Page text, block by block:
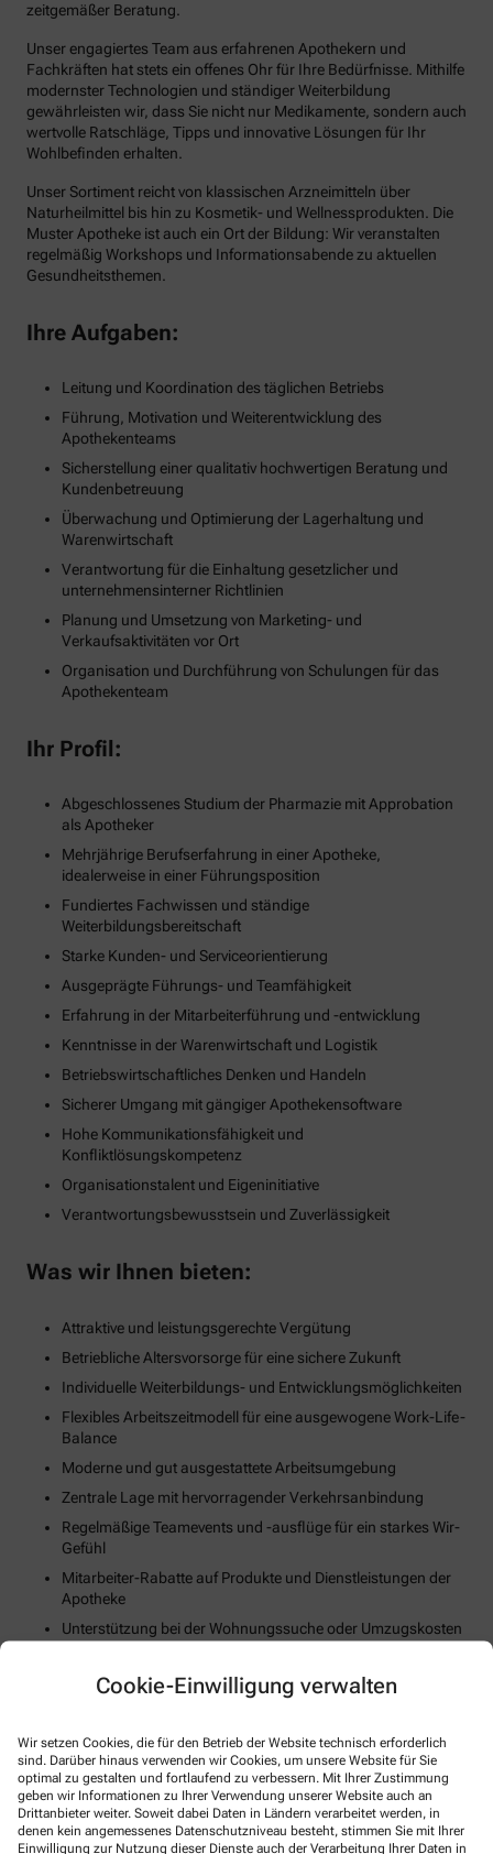
Cookie-Einwilligung verwalten
Wir setzen Cookies, die für den Betrieb der Website technisch erforderlich
sind. Darüber hinaus verwenden wir Cookies, um unsere Website für Sie
optimal zu gestalten und fortlaufend zu verbessern. Mit Ihrer Zustimmung
geben wir Informationen zu Ihrer Verwendung unserer Website auch an
Drittanbieter weiter. Soweit dabei Daten in Ländern verarbeitet werden, in
denen kein angemessenes Datenschutzniveau besteht, stimmen Sie mit Ihrer
Einwilligung zur Nutzung dieser Dienste auch der Verarbeitung Ihrer Daten in
zeitgemäßer Beratung.
Unser engagiertes Team aus erfahrenen Apothekern und
Fachkräften hat stets ein offenes Ohr für Ihre Bedürfnisse. Mithilfe
modernster Technologien und ständiger Weiterbildung
gewährleisten wir, dass Sie nicht nur Medikamente, sondern auch
wertvolle Ratschläge, Tipps und innovative Lösungen für Ihr
Wohlbefinden erhalten.
Unser Sortiment reicht von klassischen Arzneimitteln über
Naturheilmittel bis hin zu Kosmetik- und Wellnessprodukten. Die
Muster Apotheke ist auch ein Ort der Bildung: Wir veranstalten
regelmäßig Workshops und Informationsabende zu aktuellen
Gesundheitsthemen.
Ihre Aufgaben:
Leitung und Koordination des täglichen Betriebs
Führung, Motivation und Weiterentwicklung des
Apothekenteams
Sicherstellung einer qualitativ hochwertigen Beratung und
Kundenbetreuung
Überwachung und Optimierung der Lagerhaltung und
Warenwirtschaft
Verantwortung für die Einhaltung gesetzlicher und
unternehmensinterner Richtlinien
Planung und Umsetzung von Marketing- und
Verkaufsaktivitäten vor Ort
Organisation und Durchführung von Schulungen für das
Apothekenteam
Ihr Profil:
Abgeschlossenes Studium der Pharmazie mit Approbation
als Apotheker
Mehrjährige Berufserfahrung in einer Apotheke,
idealerweise in einer Führungsposition
Fundiertes Fachwissen und ständige
Weiterbildungsbereitschaft
Starke Kunden- und Serviceorientierung
Ausgeprägte Führungs- und Teamfähigkeit
Erfahrung in der Mitarbeiterführung und -entwicklung
Kenntnisse in der Warenwirtschaft und Logistik
Betriebswirtschaftliches Denken und Handeln
Sicherer Umgang mit gängiger Apothekensoftware
Hohe Kommunikationsfähigkeit und
Konfliktlösungskompetenz
Organisationstalent und Eigeninitiative
Verantwortungsbewusstsein und Zuverlässigkeit
Was wir Ihnen bieten:
Attraktive und leistungsgerechte Vergütung
Betriebliche Altersvorsorge für eine sichere Zukunft
Individuelle Weiterbildungs- und Entwicklungsmöglichkeiten
Flexibles Arbeitszeitmodell für eine ausgewogene Work-Life-
Balance
Moderne und gut ausgestattete Arbeitsumgebung
Zentrale Lage mit hervorragender Verkehrsanbindung
Regelmäßige Teamevents und -ausflüge für ein starkes Wir-
Gefühl
Mitarbeiter-Rabatte auf Produkte und Dienstleistungen der
Apotheke
Unterstützung bei der Wohnungssuche oder Umzugskosten
Fortschrittliche Digitalisierungs- und Technologiestrategie
So können Sie sich bewerben
E-Mail